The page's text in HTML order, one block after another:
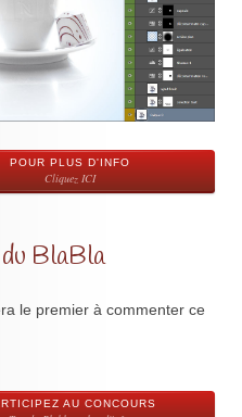
POUR PLUS D'INFO
Cliquez ICI
BlaBla
le premier à commenter ce
AU CONCOURS